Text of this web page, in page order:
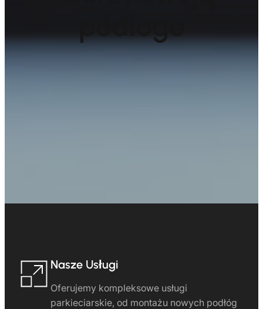
Nasze Usługi
Oferujemy kompleksowe usługi
parkieciarskie, od montażu nowych podłóg